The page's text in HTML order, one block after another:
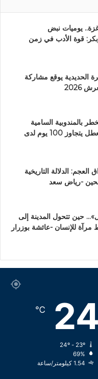
يوميات نبض
قوة الأدب في زمن
الحديدية يوقع مشاركة
2026
بالمندوبية السامية
للمقاومين: رصيد العطل يتجاوز 100 يوم لدى
الدلالة التاريخية
-رياض سعد
حين تتحول المدينة إلى
مرآة للإنسان -عائشة بوزرار
24
℃
69%
1.54 كيلومتر/ساعة